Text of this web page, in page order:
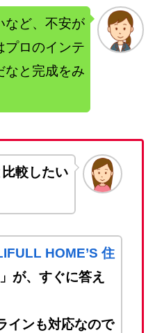
など、不安が
プロのインテ
なと完成をみ
比較したい
HOME’S 住
」が、すぐに答え
インも対応なので